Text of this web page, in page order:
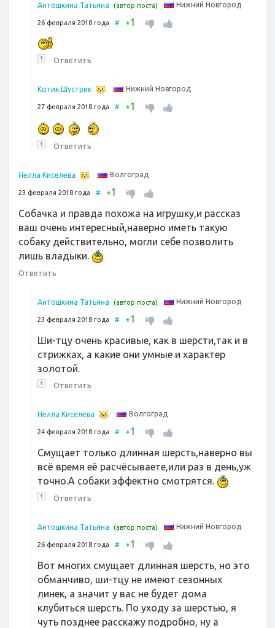
Антошкина Татьяна (автор поста) Нижний Новгород
26 февраля 2018 года # +1
↑ Ответить
Котик Шустрик Нижний Новгород
27 февраля 2018 года # +1
↑ Ответить
Нелла Киселева Волгоград
23 февраля 2018 года # +1
Собачка и правда похожа на игрушку,и рассказ
ваш очень интересный,наверно иметь такую
собаку действительно, могли себе позволить
лишь владыки.
Ответить
Антошкина Татьяна (автор поста) Нижний Новгород
23 февраля 2018 года # +1
Ши-тцу очень красивые, как в шерсти,так и в
стрижках, а какие они умные и характер
золотой.
↑ Ответить
Нелла Киселева Волгоград
24 февраля 2018 года # +1
Смущает только длинная шерсть,наверно вы
всё время её расчёсываете,или раз в день,уж
точно.А собаки эффектно смотрятся.
↑ Ответить
Антошкина Татьяна (автор поста) Нижний Новгород
26 февраля 2018 года # +1
Вот многих смущает длинная шерсть, но это
обманчиво, ши-тцу не имеют сезонных
линек, а значит у вас не будет дома
клубиться шерсть. По уходу за шерстью, я
чуть позднее расскажу подробно, ну а